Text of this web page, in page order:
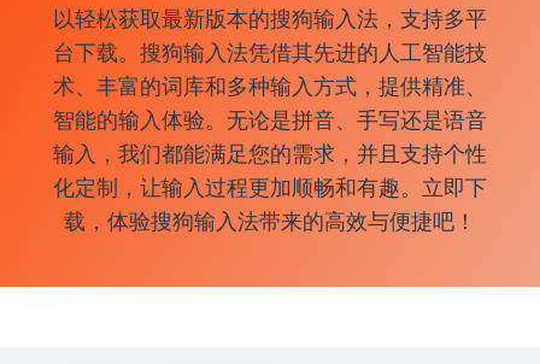
以轻松获取最新版本的搜狗输入法，支持多平
台下载。搜狗输入法凭借其先进的人工智能技
术、丰富的词库和多种输入方式，提供精准、
智能的输入体验。无论是拼音、手写还是语音
输入，我们都能满足您的需求，并且支持个性
化定制，让输入过程更加顺畅和有趣。立即下
载，体验搜狗输入法带来的高效与便捷吧！